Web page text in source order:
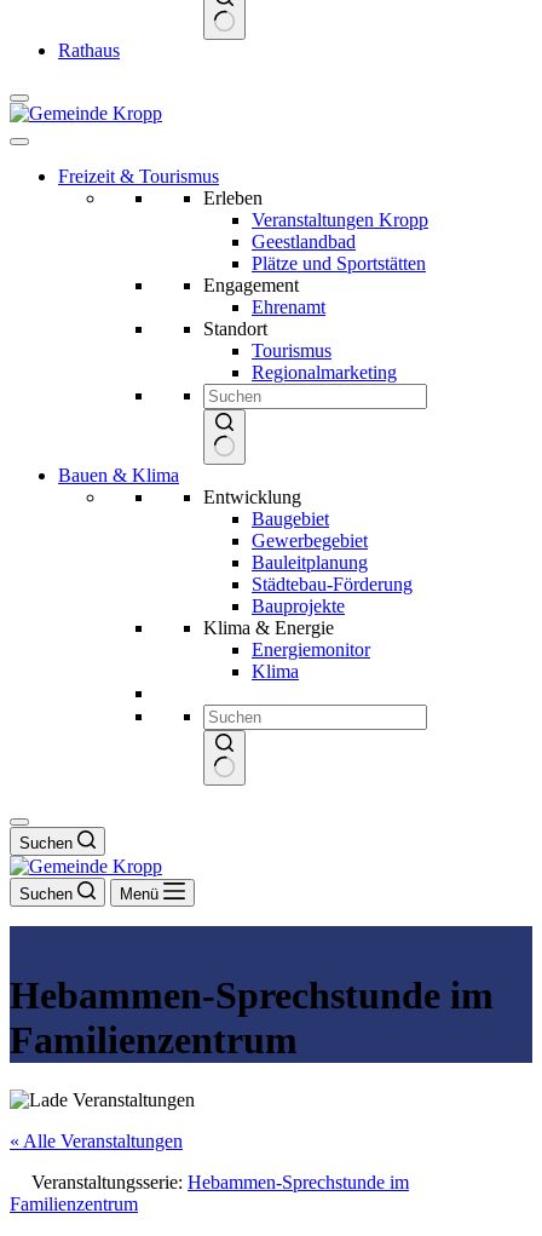
Rathaus
Freizeit & Tourismus
Erleben
Veranstaltungen Kropp
Geestlandbad
Plätze und Sportstätten
Engagement
Ehrenamt
Standort
Tourismus
Regionalmarketing
Ergebnisse
Bauen & Klima
Entwicklung
Baugebiet
Gewerbegebiet
Bauleitplanung
Städtebau-Förderung
Bauprojekte
Klima & Energie
Energiemonitor
Klima
Suchen
Suchen Menü
Hebammen-Sprechstunde im
Familienzentrum
« Alle Veranstaltungen
Veranstaltungsserie: Hebammen-Sprechstunde im
Familienzentrum